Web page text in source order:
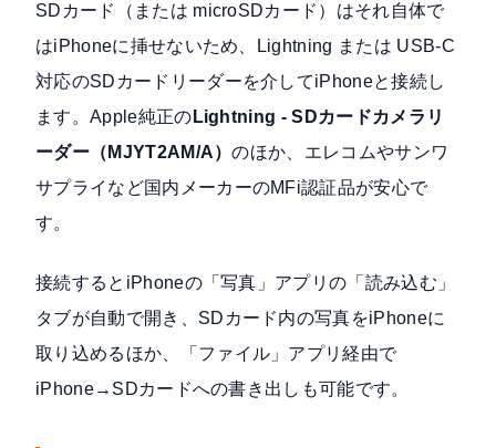
SDカード（または microSDカード）はそれ自体で
はiPhoneに挿せないため、Lightning または USB-C
対応のSDカードリーダーを介してiPhoneと接続し
ます。Apple純正の Lightning - SDカードカメラリ
ーダー（MJYT2AM/A）のほか、エレコムやサンワ
サプライなど国内メーカーのMFi認証品が安心で
す。
接続するとiPhoneの「写真」アプリの「読み込む」
タブが自動で開き、SDカード内の写真をiPhoneに
取り込めるほか、「ファイル」アプリ経由で
iPhone→SDカードへの書き出しも可能です。